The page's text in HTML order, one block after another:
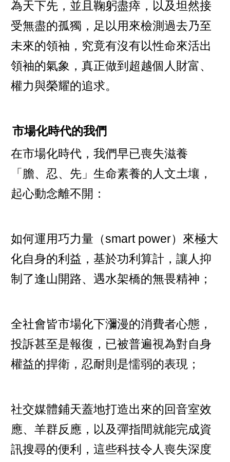
為天下先，並且鞠躬盡瘁，以及坦然接
受無盡的孤獨，足以用來檢測過去乃至
未來的領袖，究竟有沒有以性命來活出
領袖的氣象，真正做到超越個人財富、
權力與榮耀的追求。
市場化時代的我們
在市場化時代，我們早已喪失滋養
「膽、忍、先」生命素養的人文土壤，
起心動念離不開：
如何運用巧力量（smart power）來極大
化自身的利益，基於功利算計，讓人抑
制了逢山開路、遇水架橋的無畏精神；
全社會皆市場化下瀰漫的消費者心態，
投訴甚至是報復，已被普遍視為對自身
權益的捍衛，忍耐則是懦弱的表現；
社交媒體鋪天蓋地打造出來的回音室效
應、羊群反應，以及彈指間就能完成資
訊搜尋的便利，這些科技令人喪失深度